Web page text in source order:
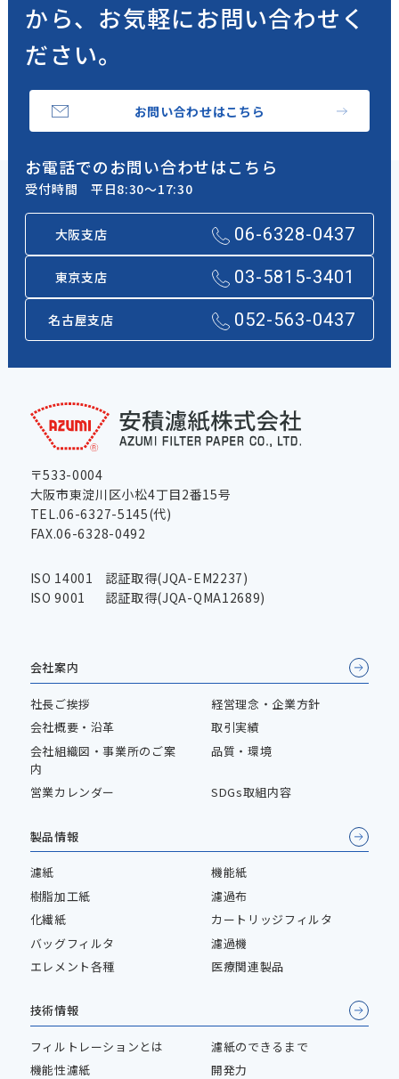
から、 お気軽にお問い合わせく
ださい。
お問い合わせはこちら
お電話でのお問い合わせはこちら
受付時間 平日8:30～17:30
大阪支店 06-6328-0437
東京支店 03-5815-3401
名古屋支店 052-563-0437
〒533-0004
大阪市東淀川区小松4丁目2番15号
TEL.06-6327-5145(代)
FAX.06-6328-0492
ISO 14001
認証取得(JQA-EM2237)
ISO 9001
認証取得(JQA-QMA12689)
会社案内
社長ご挨拶
経営理念・企業方針
会社概要・沿革
取引実績
会社組織図・事業所のご案
内
品質・環境
営業カレンダー SDGs取組内容
製品情報
濾紙
機能紙
樹脂加工紙
濾過布
化繊紙
カートリッジフィルタ
バッグフィルタ
濾過機
エレメント各種
医療関連製品
技術情報
フィルトレーションとは
濾紙のできるまで
機能性濾紙
開発力